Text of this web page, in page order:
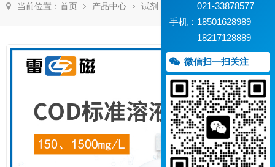
当前位置： 首页 产品中心 试剂 校准试剂
021-33878577
手机：18501628989
18217128889
微信扫一扫关注